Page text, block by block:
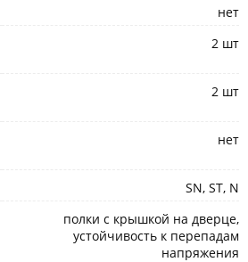
нет
2 шт
2 шт
нет
SN, ST, N
полки с крышкой на дверце,
устойчивость к перепадам
напряжения